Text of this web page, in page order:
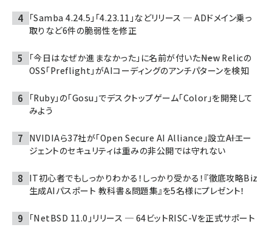
「Samba 4.24.5」「4.23.11」などリリース ─ ADドメイン乗っ
取りなど6件の脆弱性を修正
「今日はなぜか進まなかった」に名前が付いた――New Relicの
OSS「Preflight」がAIコーディングのアンチパターンを検知
「Ruby」の「Gosu」でデスクトップゲーム「Color」を開発して
みよう
NVIDIAら37社が「Open Secure AI Alliance」設立――AIエー
ジェントのセキュリティは重みの非公開では守れない
IT初心者でもしっかりわかる！しっかり受かる！『徹底攻略Biz
生成AIパスポート 教科書＆問題集』を5名様にプレゼント！
「NetBSD 11.0」リリース ─ 64ビットRISC-Vを正式サポート